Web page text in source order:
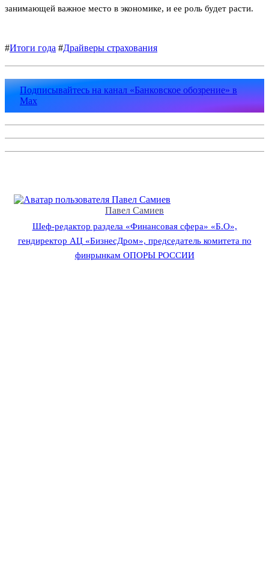
занимающей важное место в экономике, и ее роль будет расти.
#Итоги года #Драйверы страхования
Подписывайтесь на канал «Банковское обозрение» в
Max
Павел Самиев
Шеф-редактор раздела «Финансовая сфера» «Б.О»,
гендиректор АЦ «БизнесДром», председатель комитета по
финрынкам ОПОРЫ РОССИИ